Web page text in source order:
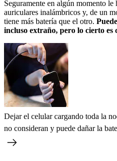
Seguramente en algún momento le
auriculares inalámbricos y, de un
tiene más batería que el otro.
incluso extraño, pero lo cierto es
Dejar el celular cargando toda la
no consideran y puede dañar la